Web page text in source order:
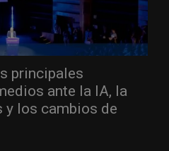
principales
ante la IA, la
y los cambios de